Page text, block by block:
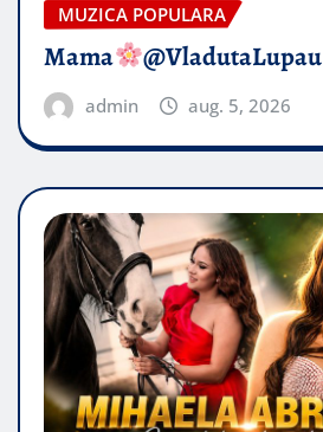
MUZICA POPULARA
Mama @VladutaLupau
admin aug. 5, 2026